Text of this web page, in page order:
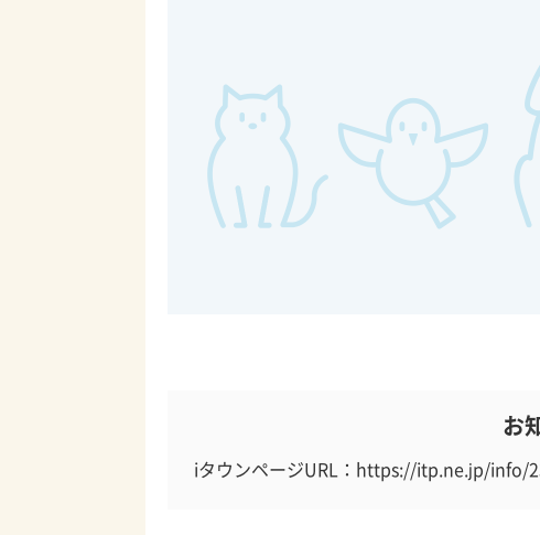
お
iタウンページURL：https://itp.ne.jp/info/